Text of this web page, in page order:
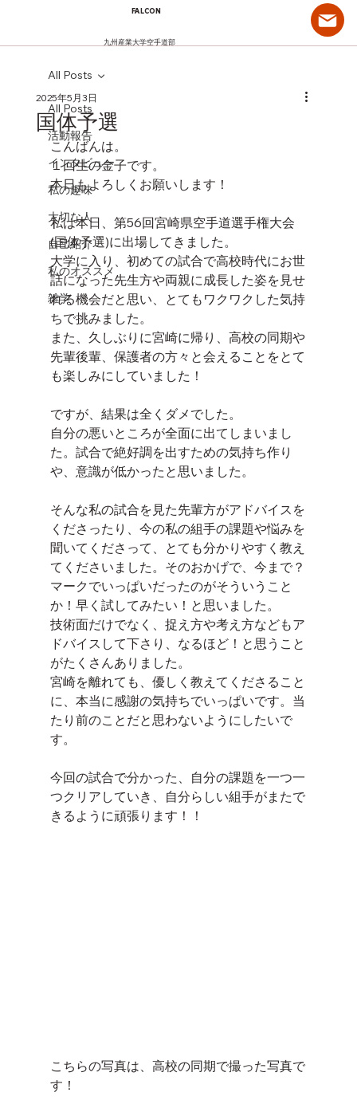
FALCON
九州産業大学空手道部
All Posts
活動報告
インタビュー
私の趣味
大切な人
自己紹介
私のオススメ
雑学
All Posts
国体予選
2025年5月3日
こんばんは。
１回生の金子です。
本日もよろしくお願いします！
私は本日、第56回宮崎県空手道選手権大会
(国体予選)に出場してきました。
大学に入り、初めての試合で高校時代にお世
話になった先生方や両親に成長した姿を見せ
れる機会だと思い、とてもワクワクした気持
ちで挑みました。
また、久しぶりに宮崎に帰り、高校の同期や
先輩後輩、保護者の方々と会えることをとて
も楽しみにしていました！
ですが、結果は全くダメでした。
自分の悪いところが全面に出てしまいまし
た。試合で絶好調を出すための気持ち作り
や、意識が低かったと思いました。
そんな私の試合を見た先輩方がアドバイスを
くださったり、今の私の組手の課題や悩みを
聞いてくださって、とても分かりやすく教え
てくださいました。そのおかげで、今まで？
マークでいっぱいだったのがそういうこと
か！早く試してみたい！と思いました。
技術面だけでなく、捉え方や考え方などもア
ドバイスして下さり、なるほど！と思うこと
がたくさんありました。
宮崎を離れても、優しく教えてくださること
に、本当に感謝の気持ちでいっぱいです。当
たり前のことだと思わないようにしたいで
す。
今回の試合で分かった、自分の課題を一つ一
つクリアしていき、自分らしい組手がまたで
きるように頑張ります！！
こちらの写真は、高校の同期で撮った写真で
す！